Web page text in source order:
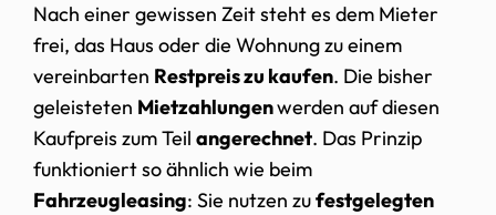
Nach einer gewissen Zeit steht es dem Mieter
frei, das Haus oder die Wohnung zu einem
vereinbarten Restpreis zu kaufen. Die bisher
geleisteten Mietzahlungenwerden auf diesen
Kaufpreis zum Teil angerechnet. Das Prinzip
funktioniert so ähnlich wie beim
Fahrzeugleasing: Sie nutzen zufestgelegten